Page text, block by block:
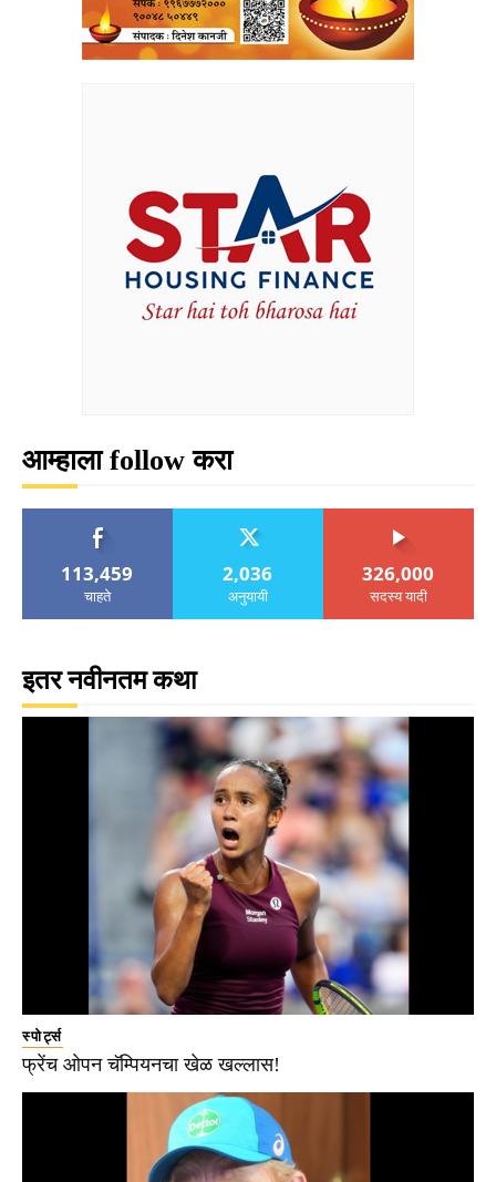
आम्हाला follow करा
113,459
चाहते
2,036
अनुयायी
326,000
सदस्य यादी
इतर नवीनतम कथा
स्पोर्ट्स
फ्रेंच ओपन चॅम्पियनचा खेळ खल्लास!